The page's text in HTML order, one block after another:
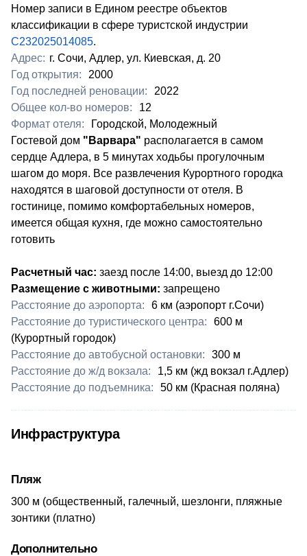
Номер записи в Едином реестре объектов
классификации в сфере туристской индустрии
С232025014085.
Адрес: г. Сочи, Адлер, ул. Киевская, д. 20
Год открытия:
2000
Год последней реновации:
2022
Общее кол-во номеров:
12
Формат отеля:
Городской, Молодежный
​Гостевой дом "Варвара" располагается в самом
сердце Адлера, в 5 минутах ходьбы прогулочным
шагом до моря. Все развлечения Курортного городка
находятся в шаговой доступности от отеля. В
гостинице, помимо комфортабельных номеров,
имеется общая кухня, где можно самостоятельно
готовить
Расчетный час: заезд после 14:00, выезд до 12:00
Размещение с животными: запрещено
Расстояние до аэропорта:
​6 км (аэропорт г.Сочи)
Расстояние до туристического центра:
​600 м
(Курортный городок)
Расстояние до автобусной остановки:
​300 м
Расстояние до ж/д вокзала:
​1,5 км (жд вокзал г.Адлер)
Расстояние до подъемника:
​50 км (Красная поляна)
Инфраструктура
Пляж
​300 м (общественный, галечный, шезлонги, пляжные
зонтики (платно)
Дополнительно